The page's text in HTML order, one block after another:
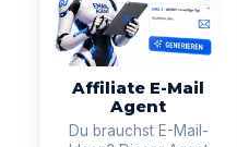
Affiliate E-Mail
Agent
Du brauchst E-Mail-